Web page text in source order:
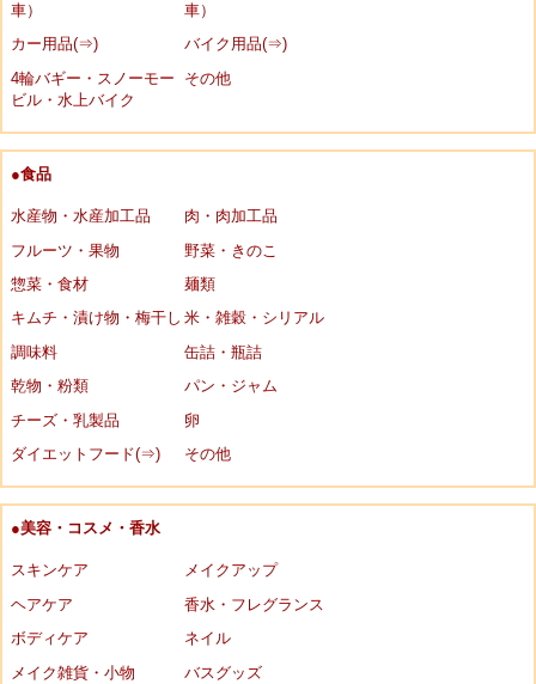
車）
車）
カー用品(⇒)
バイク用品(⇒)
4輪バギー・スノーモー
ビル・水上バイク
その他
●食品
水産物・水産加工品
肉・肉加工品
フルーツ・果物
野菜・きのこ
惣菜・食材
麺類
キムチ・漬け物・梅干し 米・雑穀・シリアル
調味料
缶詰・瓶詰
乾物・粉類
パン・ジャム
チーズ・乳製品
卵
ダイエットフード(⇒)
その他
●美容・コスメ・香水
スキンケア
メイクアップ
ヘアケア
香水・フレグランス
ボディケア
ネイル
メイク雑貨・小物
バスグッズ